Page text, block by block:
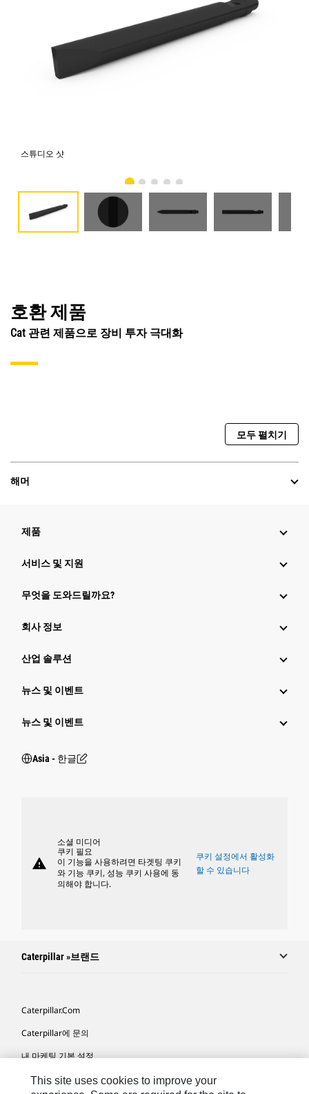
스튜디오 샷
호환 제품
Cat 관련 제품으로 장비 투자 극대화
모두 펼치기
해머
제품
서비스 및 지원
무엇을 도와드릴까요?
회사 정보
산업 솔루션
뉴스 및 이벤트
뉴스 및 이벤트
Asia - 한글
warning
소셜 미디어
쿠키 필요
이 기능을 사용하려면 타겟팅 쿠키
와 기능 쿠키, 성능 쿠키 사용에 동
의해야 합니다.
쿠키 설정에서 활성화
할 수 있습니다
Caterpillar »브랜드
Caterpillar.com
Caterpillar에 문의
내 마케팅 기본 설정
사이트 맵
This site uses cookies to improve your